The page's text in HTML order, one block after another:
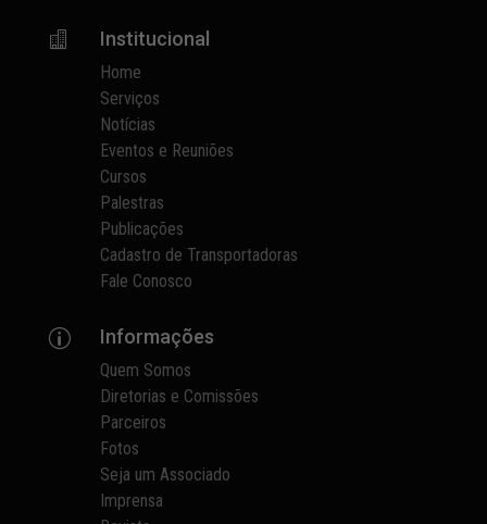
 Institucional
Home
Serviços
Notícias
Eventos e Reuniões
Cursos
Palestras
Publicações
Cadastro de Transportadoras
Fale Conosco
p Informações
Quem Somos
Diretorias e Comissões
Parceiros
Fotos
Seja um Associado
Imprensa